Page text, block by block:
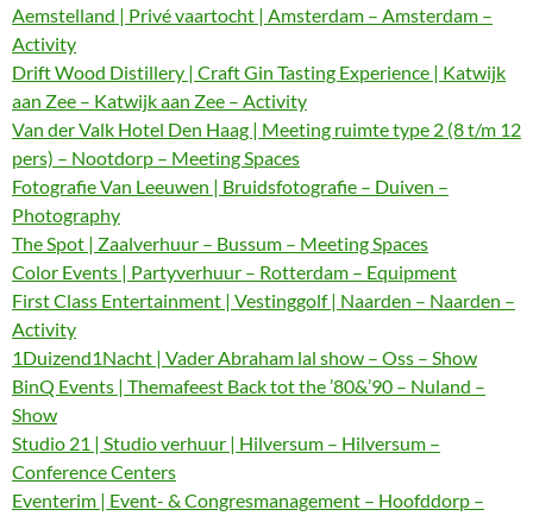
Aemstelland | Privé vaartocht | Amsterdam – Amsterdam –
Activity
Drift Wood Distillery | Craft Gin Tasting Experience | Katwijk
aan Zee – Katwijk aan Zee – Activity
Van der Valk Hotel Den Haag | Meeting ruimte type 2 (8 t/m 12
pers) – Nootdorp – Meeting Spaces
Fotografie Van Leeuwen | Bruidsfotografie – Duiven –
Photography
The Spot | Zaalverhuur – Bussum – Meeting Spaces
Color Events | Partyverhuur – Rotterdam – Equipment
First Class Entertainment | Vestinggolf | Naarden – Naarden –
Activity
1Duizend1Nacht | Vader Abraham lal show – Oss – Show
BinQ Events | Themafeest Back tot the ’80&’90 – Nuland –
Show
Studio 21 | Studio verhuur | Hilversum – Hilversum –
Conference Centers
Eventerim | Event- & Congresmanagement – Hoofddorp –